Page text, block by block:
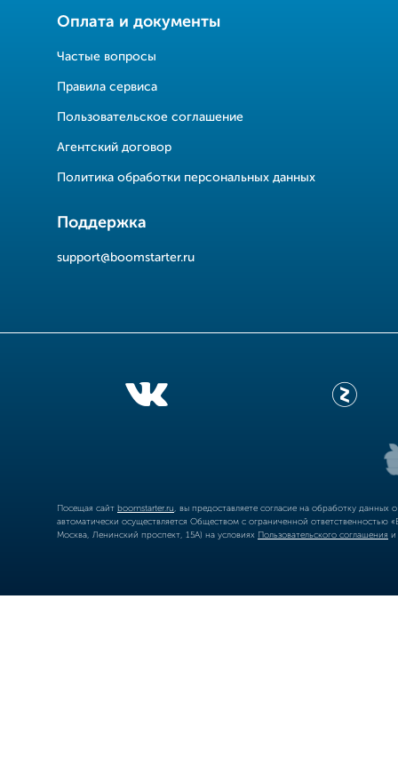
Оплата и документы
Частые вопросы
Правила сервиса
Пользовательское соглашение
Агентский договор
Политика обработки персональных данных
Поддержка
support@boomstarter.ru
Посещая сайт boomstarter.ru , вы предоставляете согласие на обработку
автоматически осуществляется Обществом с ограниченной
Москва, Ленинский проспект, 15А) на условиях Пользовательского соглашения и